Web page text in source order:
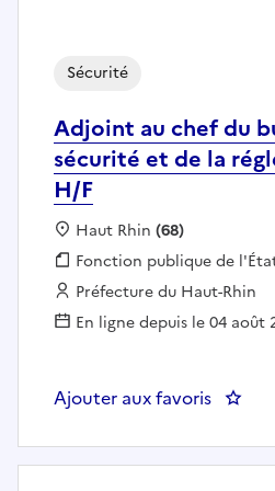
Adjoint au chef du
sécurité et de la
H/F
Sécurité
Localisation :
Haut Rhin (68)
Fonction publique :
Fonction publique de
Employeur :
Préfecture du Haut-Rhin
En ligne depuis le 04 août
Ajouter aux favoris :